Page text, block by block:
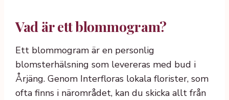
Vad är ett blommogram?
Ett blommogram är en personlig
blomsterhälsning som levereras med bud i
Årjäng. Genom Interfloras lokala florister, som
ofta finns i närområdet, kan du skicka allt från